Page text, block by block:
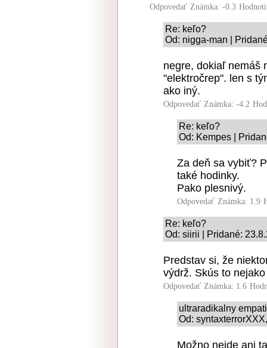
Odpovedať Známka: -0.3
Re: keľo?
Od: nigga-man |
negre, dokiaľ nemáš
"elektročrep". len s
ako iný.
Odpovedať Známka: -4.2
Re: keľo?
Od: Kempes |
Za deň sa vybiť?
také hodinky.
Pako plesnivý.
Odpovedať Známka: 1.9
Re: keľo?
Od: siirii | Pridané:
Predstav si, že
výdrž. Skús to
Odpovedať Známka: 1.6
ultraradikalny
Od:
Možno nejde ani